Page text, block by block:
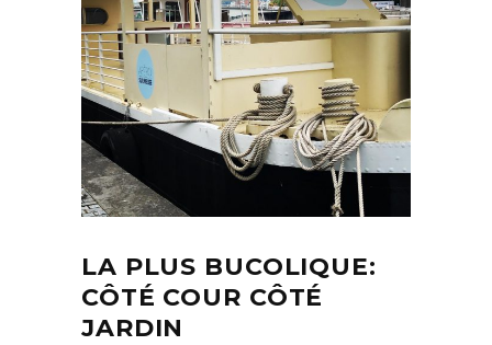
LA PLUS BUCOLIQUE:
CÔTÉ COUR CÔTÉ
JARDIN